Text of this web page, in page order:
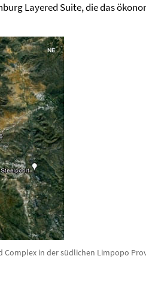
Layered Suite, die das
Complex in der südlichen Limpopo